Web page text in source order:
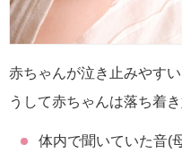
赤ちゃんが泣き止みやす
うして赤ちゃんは落ち着
体内で聞いていた音(